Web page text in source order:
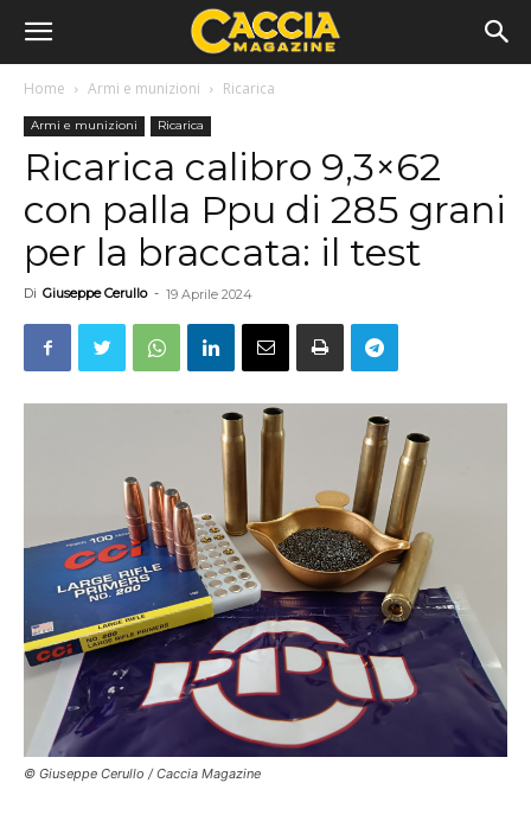
Home Armi e munizioni Ricarica
Armi e munizioni Ricarica
Ricarica calibro 9,3×62
con palla Ppu di 285 grani
per la braccata: il test
Di Giuseppe Cerullo - 19 Aprile 2024
© Giuseppe Cerullo / Caccia Magazine